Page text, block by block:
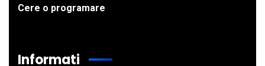
Cere o programare
Informati